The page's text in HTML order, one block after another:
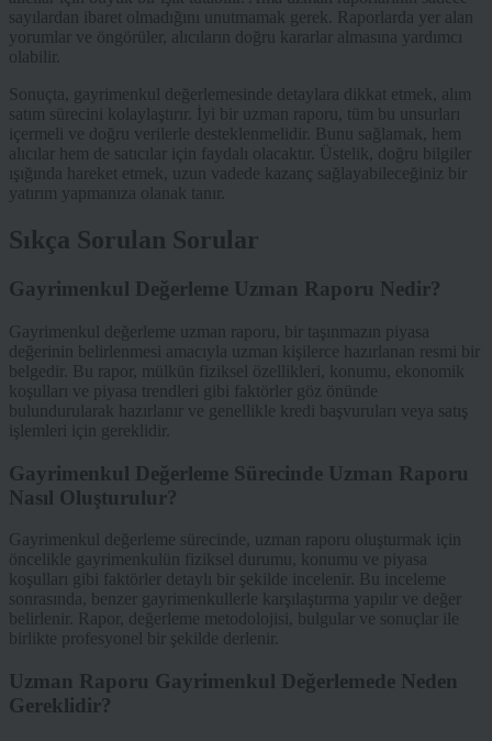
sayılardan ibaret olmadığını unutmamak gerek. Raporlarda yer alan
yorumlar ve öngörüler, alıcıların doğru kararlar almasına yardımcı
olabilir.
Sonuçta, gayrimenkul değerlemesinde detaylara dikkat etmek, alım
satım sürecini kolaylaştırır. İyi bir uzman raporu, tüm bu unsurları
içermeli ve doğru verilerle desteklenmelidir. Bunu sağlamak, hem
alıcılar hem de satıcılar için faydalı olacaktır. Üstelik, doğru bilgiler
ışığında hareket etmek, uzun vadede kazanç sağlayabileceğiniz bir
yatırım yapmanıza olanak tanır.
Sıkça Sorulan Sorular
Gayrimenkul Değerleme Uzman Raporu Nedir?
Gayrimenkul değerleme uzman raporu, bir taşınmazın piyasa
değerinin belirlenmesi amacıyla uzman kişilerce hazırlanan resmi bir
belgedir. Bu rapor, mülkün fiziksel özellikleri, konumu, ekonomik
koşulları ve piyasa trendleri gibi faktörler göz önünde
bulundurularak hazırlanır ve genellikle kredi başvuruları veya satış
işlemleri için gereklidir.
Gayrimenkul Değerleme Sürecinde Uzman Raporu
Nasıl Oluşturulur?
Gayrimenkul değerleme sürecinde, uzman raporu oluşturmak için
öncelikle gayrimenkulün fiziksel durumu, konumu ve piyasa
koşulları gibi faktörler detaylı bir şekilde incelenir. Bu inceleme
sonrasında, benzer gayrimenkullerle karşılaştırma yapılır ve değer
belirlenir. Rapor, değerleme metodolojisi, bulgular ve sonuçlar ile
birlikte profesyonel bir şekilde derlenir.
Uzman Raporu Gayrimenkul Değerlemede Neden
Gereklidir?